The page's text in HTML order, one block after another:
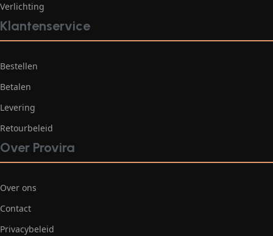
Verlichting
Klantenservice
Bestellen
Betalen
Levering
Retourbeleid
Over Provira
Over ons
Contact
Privacybeleid